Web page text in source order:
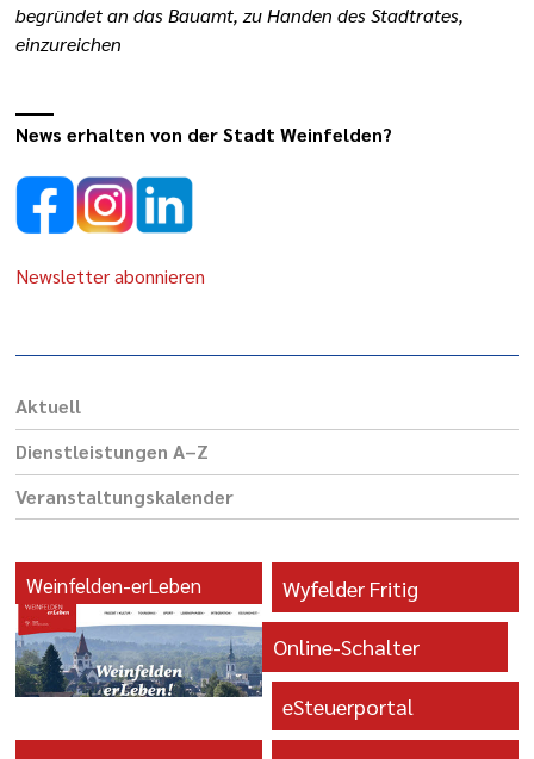
begründet an das Bauamt, zu Handen des Stadtrates,
einzureichen
News erhalten von der Stadt Weinfelden?
Newsletter abonnieren
Aktuell
Dienst­leis­tungen A–Z
Veranstaltungs­kalender
Weinfelden-erLeben Wyfelder Fritig
Online-Schalter
eSteuerportal